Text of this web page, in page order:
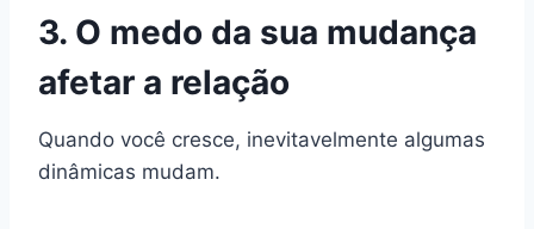
3. O medo da sua mudança
afetar a relação
Quando você cresce, inevitavelmente algumas
dinâmicas mudam.